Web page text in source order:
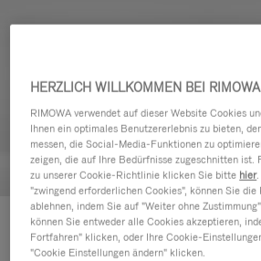
Never Still - Leder Kulturbeutel
590,00 €
Never
Large
HERZLICH WILLKOMMEN BEI RIMOWA
RIMOWA verwendet auf dieser Website Cookies
Ihnen ein optimales Benutzererlebnis zu bieten,
messen, die Social-Media-Funktionen zu
zeigen, die auf Ihre Bedürfnisse zugeschnitten ist.
zu unserer Cookie-Richtlinie klicken Sie bitte hier
"zwingend erforderlichen Cookies", können Sie die
ablehnen, indem Sie auf "Weiter ohne
können Sie entweder alle Cookies akzeptieren,
Fortfahren" klicken, oder Ihre Cookie-
"Cookie Einstellungen ändern" klicken.